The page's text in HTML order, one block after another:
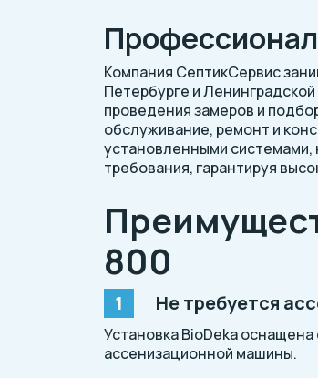
Компания СептикСервис
Петербурге и
проведения замеров и
обслуживание, ремонт и
установленными системами,
требования, гарантируя
800
Не требуется
Установка BioDeka
ассенизационной машины.